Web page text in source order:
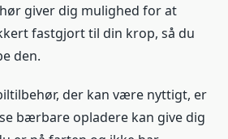
giver dig mulighed for at
fastgjort til din krop, så du
den.
der kan være nyttigt, er
bærbare opladere kan give dig